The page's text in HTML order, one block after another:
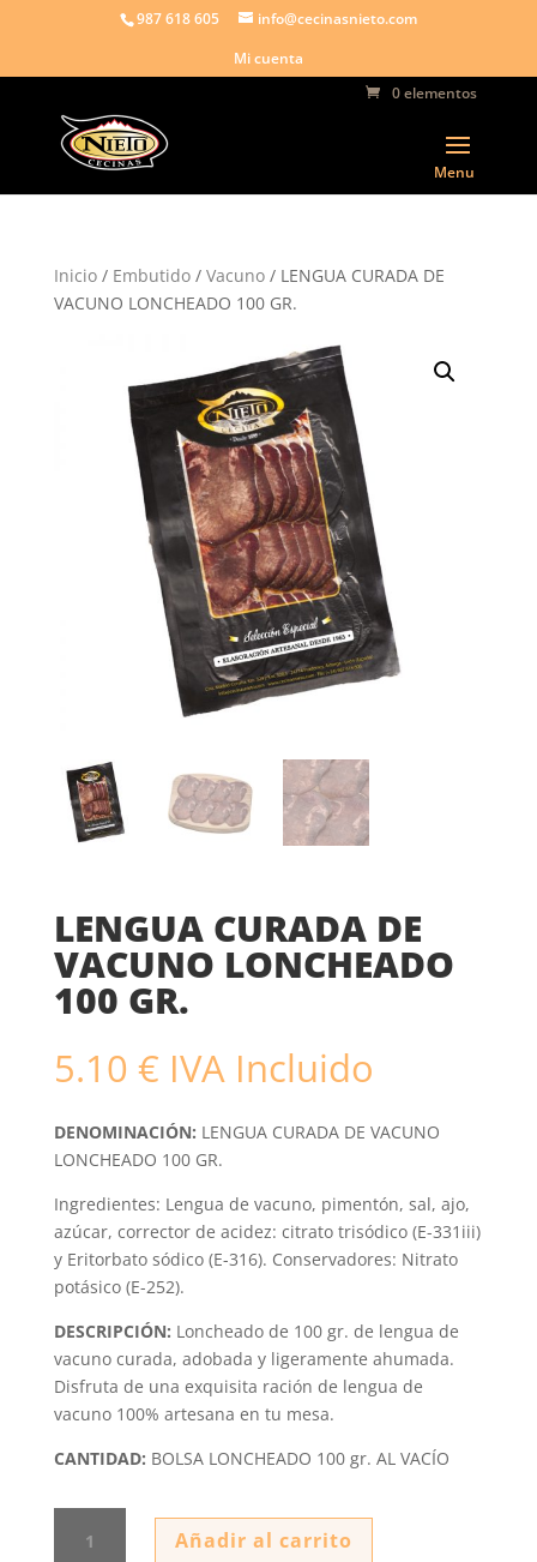
987 618 605
info@cecinasnieto.com
Mi cuenta
0 elementos
Inicio/ Embutido/ Vacuno/ LENGUA CURADA DE
VACUNO LONCHEADO 100 GR.
LENGUA CURADA DE
VACUNO LONCHEADO
100 GR.
5.10 € IVA Incluido
DENOMINACIÓN: LENGUA CURADA DE VACUNO
LONCHEADO 100 GR.
Ingredientes: Lengua de vacuno, pimentón, sal, ajo,
azúcar, corrector de acidez: citrato trisódico (E-331iii)
y Eritorbato sódico (E-316). Conservadores: Nitrato
potásico (E-252).
DESCRIPCIÓN: Loncheado de 100 gr. de lengua de
vacuno curada, adobada y ligeramente ahumada.
Disfruta de una exquisita ración de lengua de
vacuno 100% artesana en tu mesa.
CANTIDAD: BOLSA LONCHEADO 100 gr. AL VACÍO
CURADA
Añadir al carrito